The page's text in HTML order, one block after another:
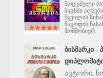
წოდებული
წიგნში
წყვილის
ნაყოფის
მომშობიერ
ᲑᲘᲡᲛᲐᲠᲙᲘ -
ავტორი: